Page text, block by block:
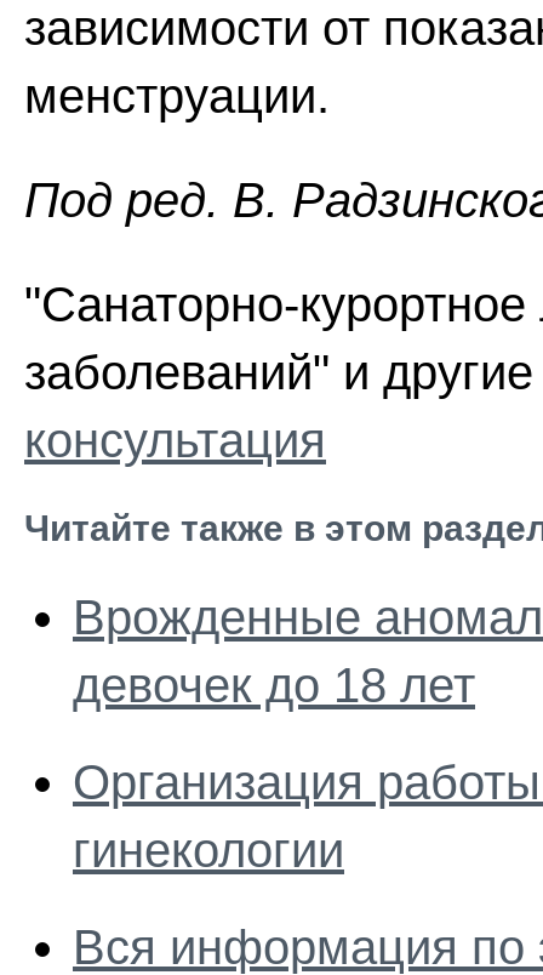
зависимости от
менструации.
Пoд peд. В.
"Санаторно-курортное
заболеваний" и
консультация
Читайте также в этом
Врожденные
девочек до 18 лет
Организация
гинекологии
Вся информация по